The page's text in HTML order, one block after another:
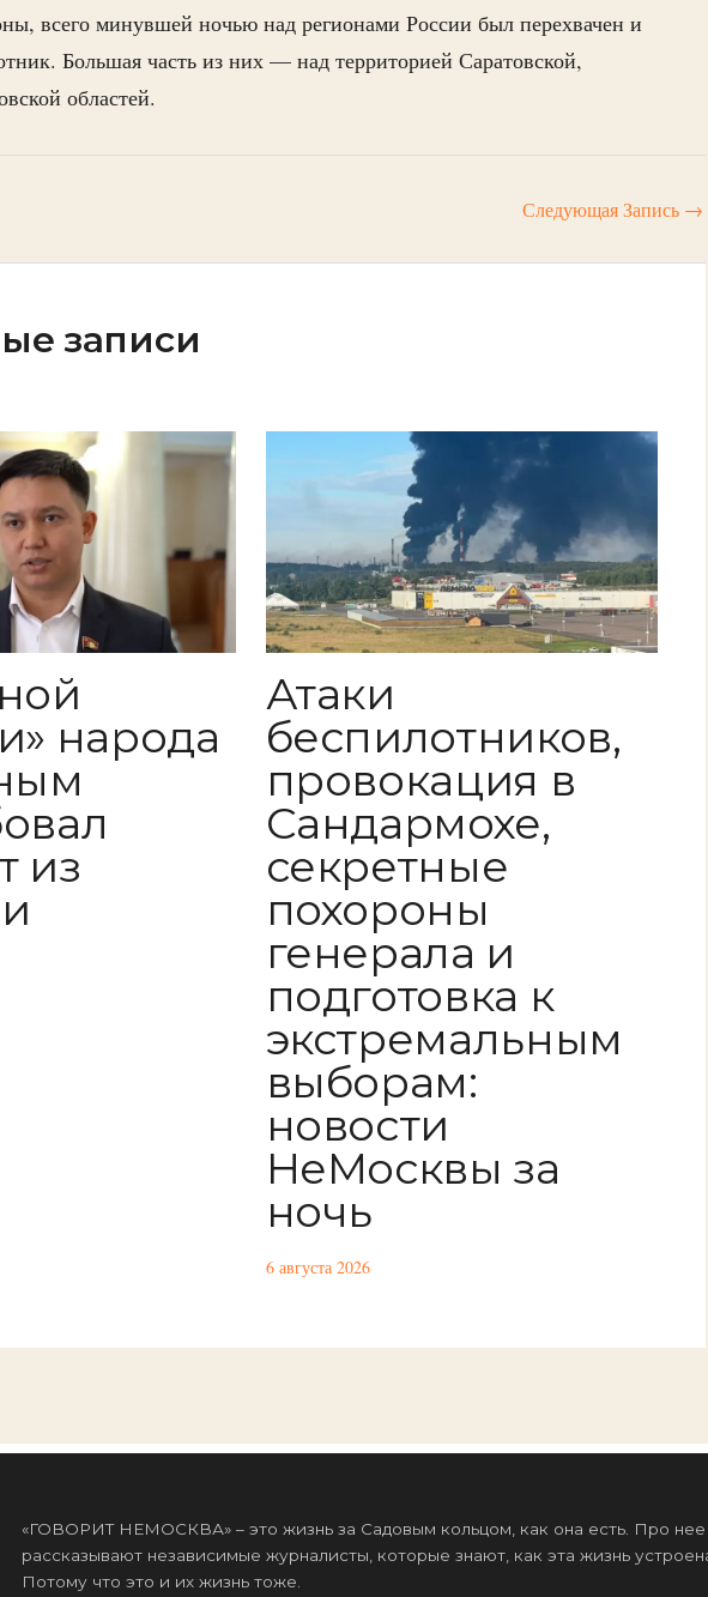
всего минувшей ночью над регионами России был перехвачен и
Большая часть из них — над территорией Саратовской,
областей.
Следующая Запись →
записи
народа
из
Атаки
беспилотников,
провокация в
Сандармохе,
секретные
похороны
генерала и
подготовка к
экстремальным
выборам:
новости
НеМосквы за
ночь
6 августа 2026
«ГОВОРИТ НЕМОСКВА» – это жизнь за Садовым кольцом, как она есть. Про нее
рассказывают независимые журналисты, которые знают, как эта жизнь
Потому что это и их жизнь тоже.